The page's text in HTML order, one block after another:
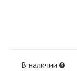
В наличии